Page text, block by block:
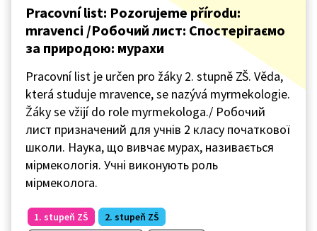
Pracovní list: Pozorujeme přírodu:
mravenci /Робочий лист: Спостерігаємо
за природою: мурахи
Pracovní list je určen pro žáky 2. stupně ZŠ. Věda,
která studuje mravence, se nazývá myrmekologie.
Žáky se vžijí do role myrmekologa./ Робочий
лист призначений для учнів 2 класу початкової
школи. Наука, що вивчає мурах, називається
мірмекологія. Учні виконують роль
мірмеколога.
1. stupeň ZŠ
2. stupeň ZŠ